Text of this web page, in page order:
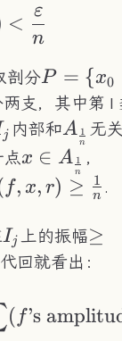
<
n
ε
剖分P=\
P = {x0
两支，其中第 I
j 内部和
{n}
A
n
1 无
x\in
{n}
x ∈ A
n
1 ，
f, x, r) ≥ n
1 .
I_j
Ij 上的振幅
{n}
≥
回就看出：
( f’s